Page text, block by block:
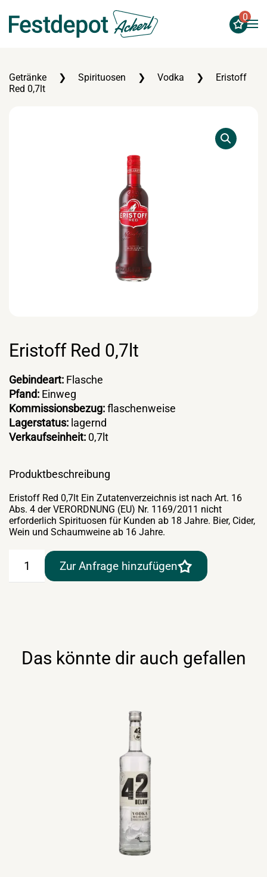
Zum Hauptinhalt springen
0
Getränke Spirituosen Vodka
Eristoff
Red 0,7lt
Eristoff Red 0,7lt
Gebindeart: Flasche
Pfand: Einweg
Kommissionsbezug:flaschenweise
Lagerstatus: lagernd
Verkaufseinheit: 0,7lt
Produktbeschreibung
Eristoff Red 0,7lt Ein Zutatenverzeichnis ist nach Art. 16
Abs. 4 der VERORDNUNG (EU) Nr. 1169/2011 nicht
erforderlich Spirituosen für Kunden ab 18 Jahre. Bier, Cider,
Wein und Schaumweine ab 16 Jahre.
Zur Anfrage hinzufügen
Das könnte dir auch gefallen